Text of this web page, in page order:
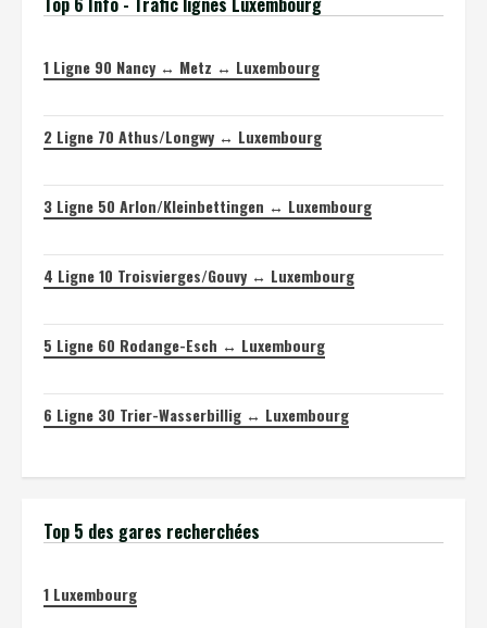
1 Ligne 90 Nancy ↔ Metz ↔ Luxembourg
2 Ligne 70 Athus/Longwy ↔ Luxembourg
3 Ligne 50 Arlon/Kleinbettingen ↔ Luxembourg
4 Ligne 10 Troisvierges/Gouvy ↔ Luxembourg
5 Ligne 60 Rodange-Esch ↔ Luxembourg
6 Ligne 30 Trier-Wasserbillig ↔ Luxembourg
Top 5 des gares recherchées
1 Luxembourg